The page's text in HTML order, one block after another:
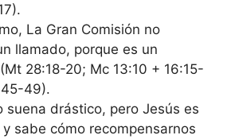
La Gran Comisión no
llamado, porque es un
28:18-20; Mc 13:10 + 16:15-
49).
suena drástico, pero Jesús es
sabe cómo recompensarnos